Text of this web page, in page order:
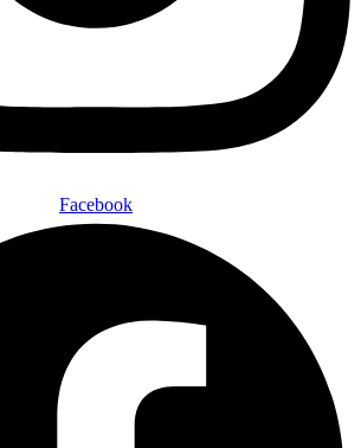
Facebook